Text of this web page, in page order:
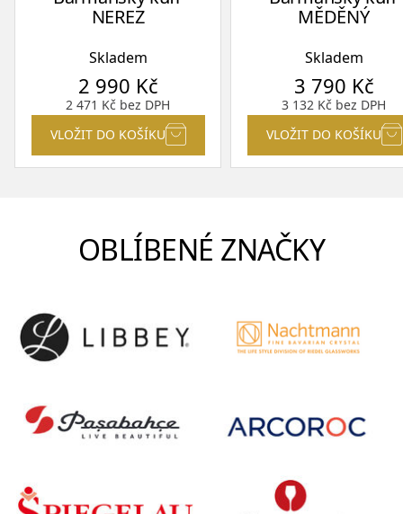
NEREZ
Skladem
2 990 Kč
2 471 Kč bez DPH
VLOŽIT DO KOŠÍKU
MĚDĚNÝ
Skladem
3 790 Kč
3 132 Kč bez DPH
VLOŽIT DO KOŠÍKU
OBLÍBENÉ ZNAČKY